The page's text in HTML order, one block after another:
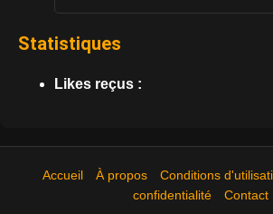
Statistiques
Likes reçus :
Accueil À propos Conditions
confidentialité
Contact